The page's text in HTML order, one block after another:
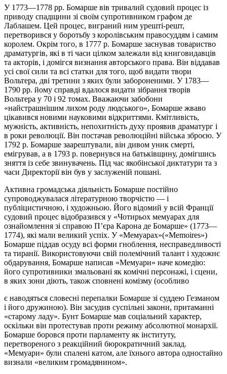
У 1773—1778 pp. Бомарше вів тривалий судовий процес із
приводу спадщини зі своїм супротивником графом де
Лаблашем. Цей процес, виграний ним урешті-решт,
перетворився у боротьбу з королівським правосуддям і самим
королем. Окрім того, в 1777 р. Бомарше заснував товариство
драматургів, які в ті часи цілком залежали від книговидавців
та акторів, і домігся визнання авторського права. Він віддавав
усі свої сили та всі статки для того, щоб видати твори
Вольтера, дві третини з яких були забороненими. У 1783—
1790 pp. йому справді вдалося видати зібрання творів
Вольтера у 70 і 92 томах. Вважаючи забобони
«найстрашнішим лихом роду людського», Бомарше жваво
цікавився новими науковими відкриттями. Кмітливість,
мужність, активність, непохитність духу проявив драматург і
в роки революції. Він постачав революційні війська зброєю. У
1792 р. Бомарше заарештували, він дивом уник смерті,
емігрував, а в 1793 р. повернувся на батьківщину, домігшись
зняття із себе звинувачень. Під час якобінської диктатури та з
часи Директорії він був у заслуженій пошані.
Активна громадська діяльність Бомарше постійно
супроводжувалася літературною творчістю — і
публіцистичною, і художньою. Його відомий у всій Франції
судовий процес відобразився у «Чотирьох мемуарах для
ознайомлення зі справою П’єра Карона де Бомарше» (1773—
1774), які мали великий успіх. У «Мемуарах»(«Memoires»)
Бомарше піддав осуду всі форми гноблення, несправедливості
та тиранії. Використовуючи свій полемічний талант і художнє
обдарування, Бомарше написав «Мемуари» наче комедію:
його супротивники змальовані як комічні персонажі, і сцени,
в яких зони діють, також сповнені комізму (особливо
є наводяться словесні перепалки Бомарше зі суддею Гезманом
і його дружиною). Він засудив суспільні закони, притаманні
«старому ладу». Бунт Бомарше мав соціальний характер,
оскільки він протестував проти режиму абсолютної монархії.
Бомарше боровся проти парламенту як інституту,
перетвореного з реакційний бюрократичний заклад.
«Мемуари» були спалені катом, але їхнього автора одностайно
визнали «великим громадянином».